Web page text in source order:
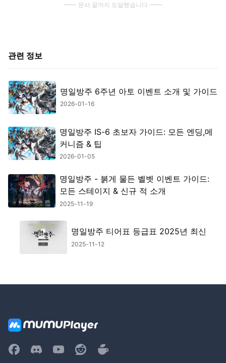
문서 끝까지 도달했습니다
관련 정보
명일방주 6주년 아토 이벤트 소개 및 가이드
2026-01-16
명일방주 IS-6 초보자 가이드: 모든 엔딩,메
커니즘 & 팁
2026-01-05
명일방주 - 붉게 물든 벨벳 이벤트 가이드:
모든 스테이지 & 신규 적 소개
2025-11-19
명일방주 티어표 등급표 2025년 최신
2025-11-12